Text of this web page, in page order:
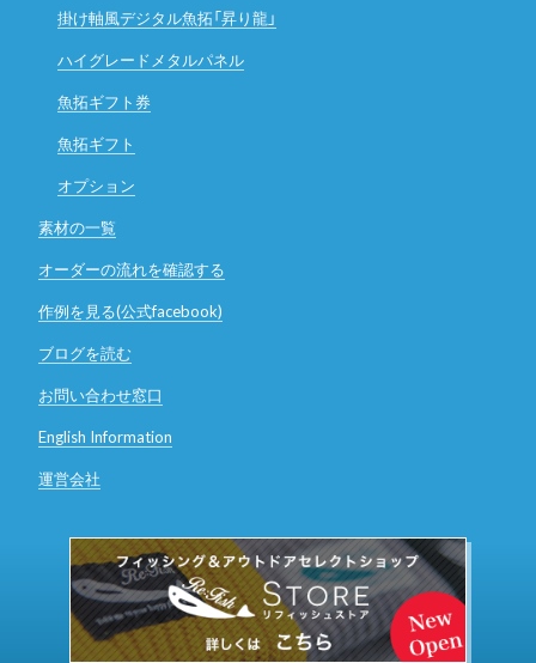
掛け軸風デジタル魚拓「昇り龍」
ハイグレードメタルパネル
魚拓ギフト券
魚拓ギフト
オプション
素材の一覧
オーダーの流れを確認する
作例を見る(公式facebook)
ブログを読む
お問い合わせ窓口
English Information
運営会社